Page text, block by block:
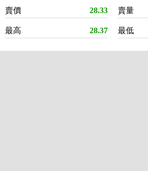
賣價 28.33
最高 28.37
賣量
最低